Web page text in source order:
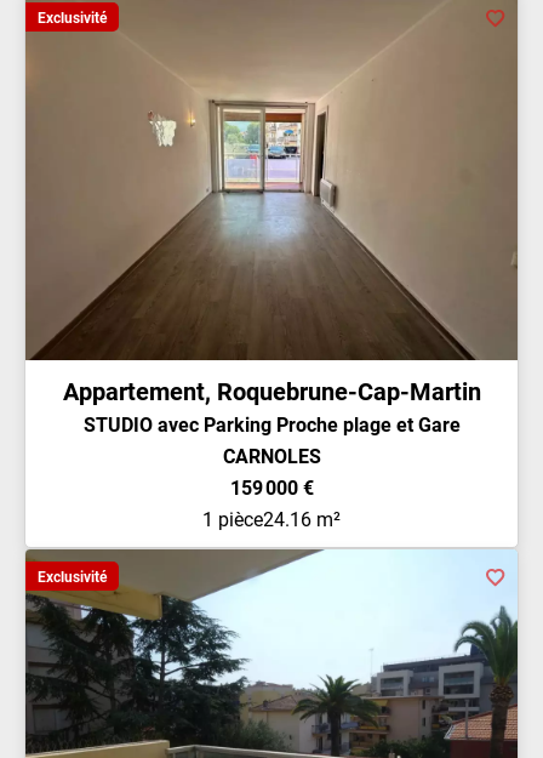
Exclusivité
Appartement, Roquebrune-Cap-Martin
STUDIO avec Parking Proche plage et Gare
CARNOLES
159 000 €
1 pièce24.16 m²
Exclusivité